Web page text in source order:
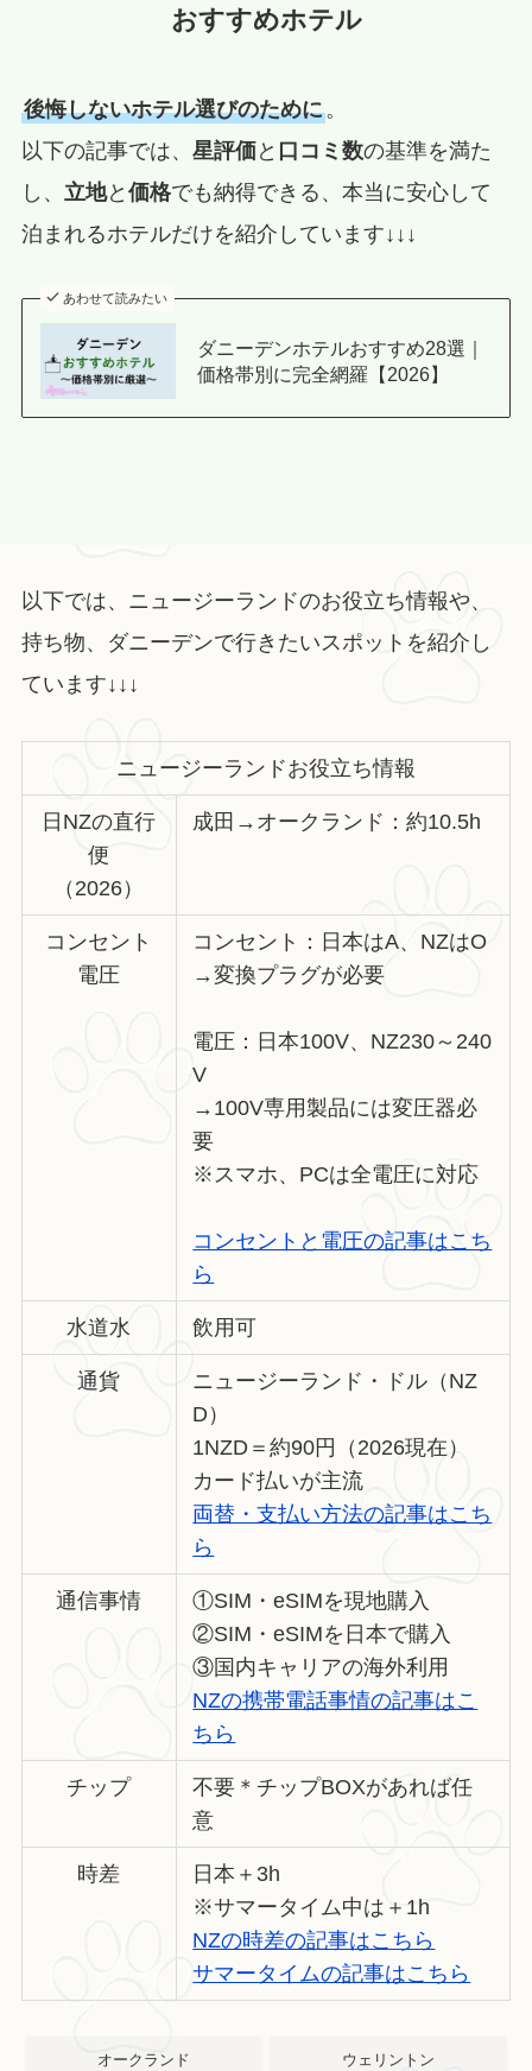
おすすめホテル
後悔しないホテル選びのために。
以下の記事では、 星評価と 口コミ数の基準を満た
し、 立地と 価格でも納得できる、本当に安心して
泊まれるホテルだけを紹介しています↓↓↓
あわせて読みたい
ダニーデンホテルおすすめ28選｜
価格帯別に完全網羅【2026】
以下では、ニュージーランドのお役立ち情報や、
持ち物、ダニーデンで行きたいスポットを紹介し
ています↓↓↓
ニュージーランドお役立ち情報
日NZの直行
便
（2026）
成田→オークランド：約10.5h
コンセント
電圧
コンセント：日本はA、NZはO
→変換プラグが必要
電圧：日本100V、NZ230～240
V
→100V専用製品には変圧器必
要
※スマホ、PCは全電圧に対応
コンセントと電圧の記事はこち
ら
水道水 飲用可
通貨
ニュージーランド・ドル（NZ
D）
1NZD＝約90円（2026現在）
カード払いが主流
両替・支払い方法の記事はこち
ら
通信事情
①SIM・eSIMを現地購入
②SIM・eSIMを日本で購入
③国内キャリアの海外利用
NZの携帯電話事情の記事はこ
ちら
チップ
不要＊チップBOXがあれば任
意
時差
日本＋3h
※サマータイム中は＋1h
NZの時差の記事はこちら
サマータイムの記事はこちら
オークランド ウェリントン